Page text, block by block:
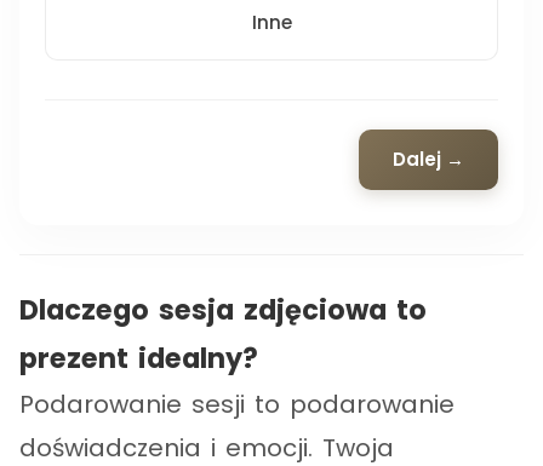
Inne
Dalej →
Dlaczego sesja zdjęciowa to
prezent idealny?
Podarowanie sesji to podarowanie
doświadczenia i emocji. Twoja